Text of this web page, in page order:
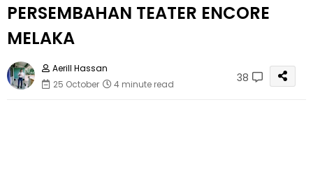
PERSEMBAHAN TEATER ENCORE
MELAKA
Aerill Hassan
25 October
4 minute read 38